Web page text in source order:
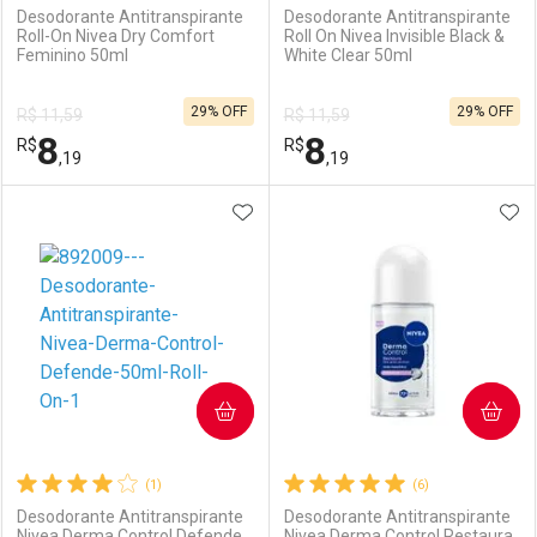
Comprar sem Desconto
Por R$ 29,30/cada
Comprar sem Desconto
Por R$ 29,30/cada
Comprar sem Desconto
Por R$ 99,99/cada
Comprar sem Desconto
Por R$ 99,99/cada
Desodorante Antitranspirante
Roll-On Nivea Dry Comfort
Feminino 50ml
R$ 11,59
R$8,19
29% OFF
Laboratório
Por Menos
Desodorante Antitranspirante
Roll On Nivea Invisible Black &
White Clear 50ml
R$ 11,59
R$8,19
29% OFF
(1)
Desodorante Antitranspirante
ADICIONAR AOS FAVORITOS
COMPRAR
(6)
Desodorante Antitranspirante
COMPRAR